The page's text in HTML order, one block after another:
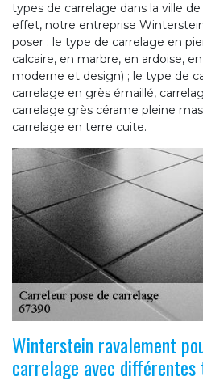
types de carrelage dans la ville
effet, notre entreprise
poser : le type de carrelage en
calcaire, en marbre, en ardoise,
moderne et design) ; le type de
carrelage en grès émaillé,
carrelage grès cérame pleine
carrelage en terre cuite.
Winterstein ravalement
carrelage avec différentes